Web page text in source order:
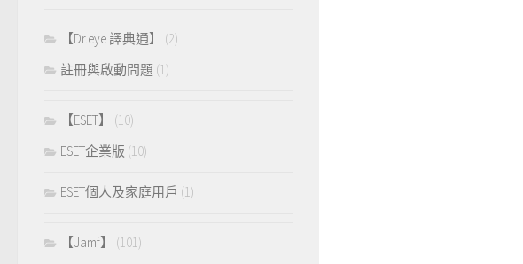
【Dr.eye 譯典通】
(2)
註冊與啟動問題 (1)
【ESET】
(10)
ESET企業版 (10)
ESET個人及家庭用戶 (1)
【Jamf】
(101)